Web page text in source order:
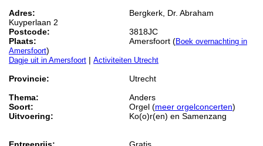
Adres:
Bergkerk, Dr. Abraham
Kuyperlaan 2
Postcode:
3818JC
Plaats:
Amersfoort (Boek overnachting in
Amersfoort)
Dagje uit in Amersfoort | Activiteiten Utrecht
Provincie:
Utrecht
Thema:
Anders
Soort:
Orgel (meer orgelconcerten)
Uitvoering:
Ko(o)r(en) en Samenzang